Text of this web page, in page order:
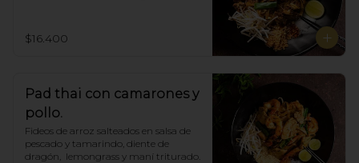
$16.400
Pad thai con camarones y
pollo.
Fideos de arroz salteados en salsa de
pescado y tamarindo, diente de
dragón,  lemongrass y maní triturado.